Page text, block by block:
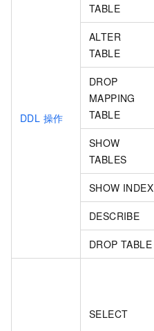
DDL 操作
TABLE
ALTER
TABLE
DROP
MAPPING
TABLE
SHOW
TABLES
SHOW INDEX
DESCRIBE
DROP TABLE
SELECT